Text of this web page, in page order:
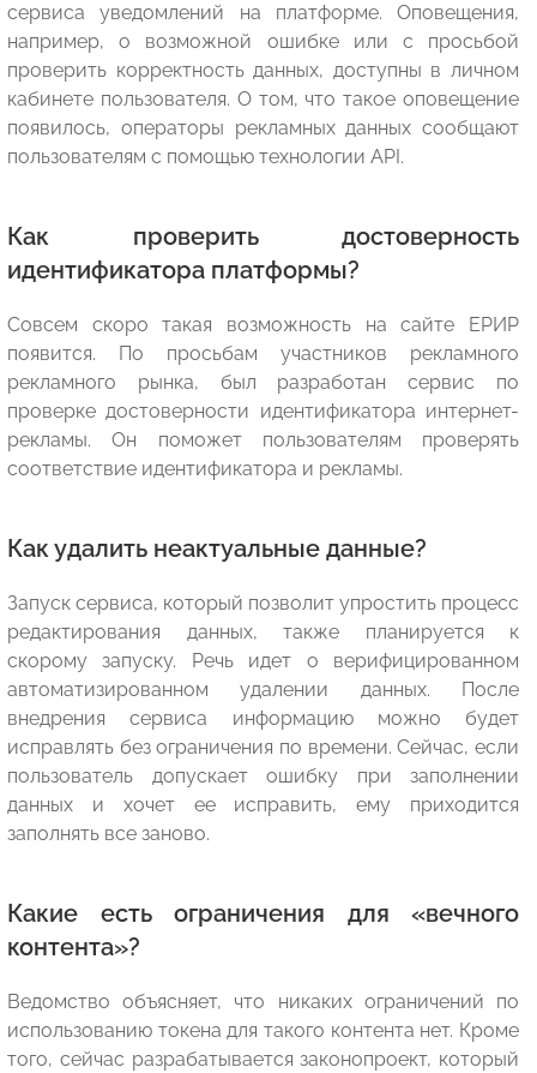
сервиса уведомлений на платформе. Оповещения,
например, о возможной ошибке или с просьбой
проверить корректность данных, доступны в личном
кабинете пользователя. О том, что такое оповещение
появилось, операторы рекламных данных сообщают
пользователям с помощью технологии API.
Как проверить достоверность
идентификатора платформы?
Совсем скоро такая возможность на сайте ЕРИР
появится. По просьбам участников рекламного
рекламного рынка, был разработан сервис по
проверке достоверности идентификатора интернет-
рекламы. Он поможет пользователям проверять
соответствие идентификатора и рекламы.
Как удалить неактуальные данные?
Запуск сервиса, который позволит упростить процесс
редактирования данных, также планируется к
скорому запуску. Речь идет о верифицированном
автоматизированном удалении данных. После
внедрения сервиса информацию можно будет
исправлять без ограничения по времени. Сейчас, если
пользователь допускает ошибку при заполнении
данных и хочет ее исправить, ему приходится
заполнять все заново.
Какие есть ограничения для «вечного
контента»?
Ведомство объясняет, что никаких ограничений по
использованию токена для такого контента нет. Кроме
того, сейчас разрабатывается законопроект, который